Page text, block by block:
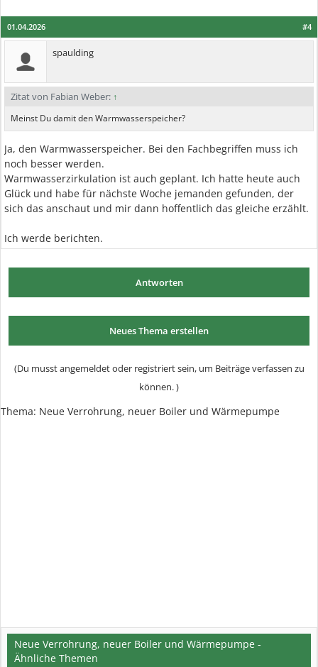
#4
01.04.2026
spaulding
Zitat von Fabian Weber: ↑
Meinst Du damit den Warmwasserspeicher?
Ja, den Warmwasserspeicher. Bei den Fachbegriffen muss ich
noch besser werden.
Warmwasserzirkulation ist auch geplant. Ich hatte heute auch
Glück und habe für nächste Woche jemanden gefunden, der
sich das anschaut und mir dann hoffentlich das gleiche erzählt.
Ich werde berichten.
Antworten
Neues Thema erstellen
(Du musst angemeldet oder registriert sein, um Beiträge verfassen zu
können. )
Thema: Neue Verrohrung, neuer Boiler und Wärmepumpe
Neue Verrohrung, neuer Boiler und Wärmepumpe -
Ähnliche Themen